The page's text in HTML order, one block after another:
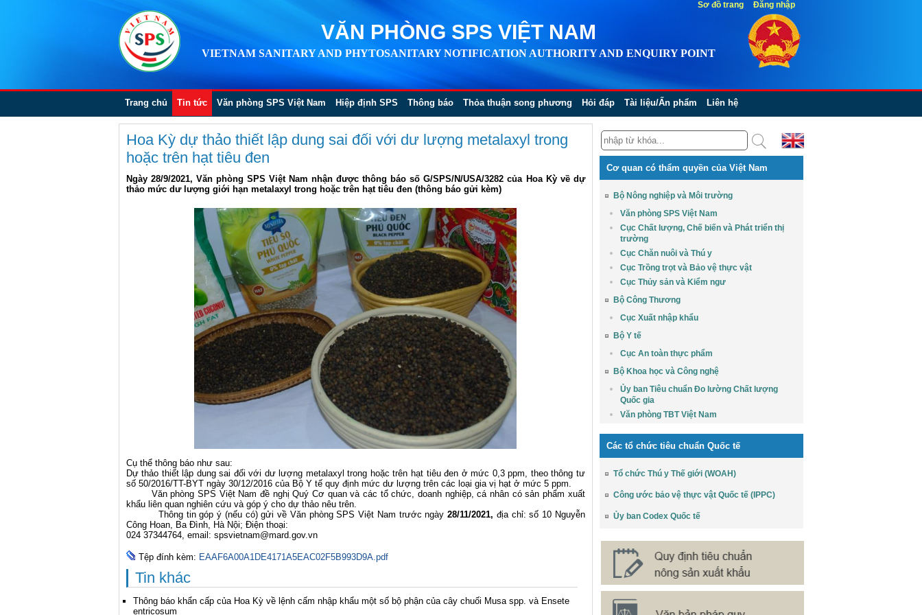
VĂN PHÒNG SPS VIỆT NAM
VIETNAM SANITARY AND PHYTOSANITARY NOTIFICATION AUTHORITY AND ENQUIRY POINT
Trang chủ Tin tức Văn phòng SPS Việt Nam Hiệp định SPS Thông báo Thỏa thuận song phương Hỏi đáp Tài liệu/Ấn phẩm Liên hệ
Hoa Kỳ dự thảo thiết lập dung sai đối với dư lượng metalaxyl trong
hoặc trên hạt tiêu đen
Ngày 28/9/2021, Văn phòng SPS Việt Nam nhận được thông báo số G/SPS/N/USA/3282 của Hoa Kỳ về dự
thảo mức dư lượng giới hạn metalaxyl trong hoặc trên hạt tiêu đen (thông báo gửi kèm)
Cụ thể thông báo như sau:
Dự thảo thiết lập dung sai đối với dư lượng metalaxyl trong hoặc trên hạt tiêu đen ở mức 0,3 ppm, theo thông tư
số 50/2016/TT-BYT ngày 30/12/2016 của Bộ Y tế quy định mức dư lượng trên các loại gia vị hạt ở mức 5 ppm.
Văn phòng SPS Việt Nam đề nghị Quý Cơ quan và các tổ chức, doanh nghiệp, cá nhân có sản phẩm xuất
khẩu liên quan nghiên cứu và góp ý cho dự thảo nêu trên.
Thông tin góp ý (nếu có) gửi về Văn phòng SPS Việt Nam trước ngày28/11/2021, địa chỉ: số 10 Nguyễn
Công Hoan, Ba Đình, Hà Nội; Điện thoại:
024 37344764, email: spsvietnam@mard.gov.vn
Tệp đính kèm: EAAF6A00A1DE4171A5EAC02F5B993D9A.pdf
Tin khác
Thông báo khẩn cấp của Hoa Kỳ về lệnh cấm nhập khẩu một số bộ phận của cây chuối Musa spp. và Ensete
entricosum
Cơ quan có thẩm quyền của Việt Nam
Bộ Nông nghiệp và Môi trường
Văn phòng SPS Việt Nam
Cục Chất lượng, Chế biến và Phát triển thị
trường
Cục Chăn nuôi và Thú y
Cục Trồng trọt và Bảo vệ thực vật
Cục Thủy sản và Kiểm ngư
Bộ Công Thương
Cục Xuất nhập khẩu
Bộ Y tế
Cục An toàn thực phẩm
Bộ Khoa học và Công nghệ
Ủy ban Tiêu chuẩn Đo lường Chất lượng
Quốc gia
Văn phòng TBT Việt Nam
Các tổ chức tiêu chuẩn Quốc tế
Tổ chức Thú y Thế giới (WOAH)
Công ước bảo vệ thực vật Quốc tế (IPPC)
Ủy ban Codex Quốc tế
Sơ đồ trang Đăng nhập